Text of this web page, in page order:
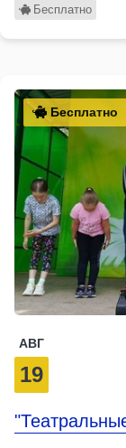
Бесплатно
Бесплатно
АВГ
19